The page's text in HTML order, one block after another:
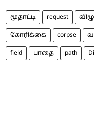
மூதாட்டி request
கோரிக்கை corpse
field பாதை path